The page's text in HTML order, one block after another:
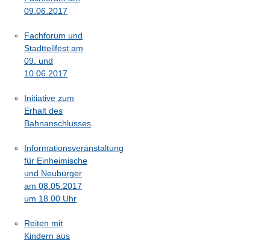
09.06.2017
Fachforum und
Stadtteilfest am
09. und
10.06.2017
Initiative zum
Erhalt des
Bahnanschlusses
Informationsveranstaltung
für Einheimische
und Neubürger
am 08.05.2017
um 18.00 Uhr
Reiten mit
Kindern aus